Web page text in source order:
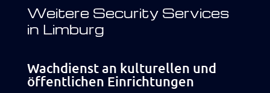
Weitere Security Services
in Limburg
Wachdienst an kulturellen und
öffentlichen Einrichtungen